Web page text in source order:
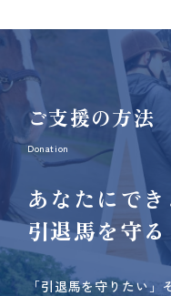
ご支援の方法
Donation
あなたにで
引退馬を守る
「引退馬を守りたい」